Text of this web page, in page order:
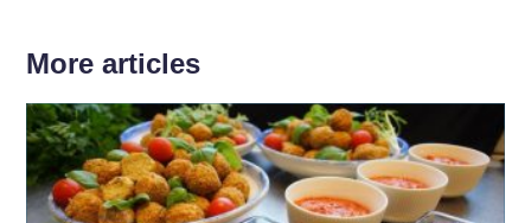
More articles